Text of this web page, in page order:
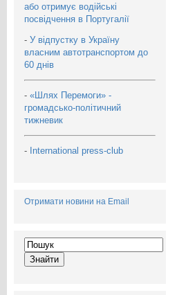
або отримує водійські
посвідчення в Португалії
- У відпустку в Україну
власним автотранспортом до
60 днів
- «Шлях Перемоги» -
громадсько-політичний
тижневик
- International press-club
Отримати новини на Email